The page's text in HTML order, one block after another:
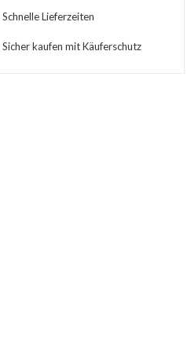
Schnelle Lieferzeiten
Sicher kaufen mit Käuferschutz